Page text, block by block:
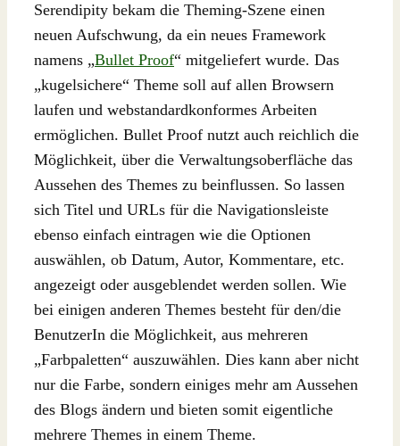
Serendipity bekam die Theming-Szene einen
neuen Aufschwung, da ein neues Framework
namens „Bullet Proof“ mitgeliefert wurde. Das
„kugelsichere“ Theme soll auf allen Browsern
laufen und webstandardkonformes Arbeiten
ermöglichen. Bullet Proof nutzt auch reichlich die
Möglichkeit, über die Verwaltungsoberfläche das
Aussehen des Themes zu beinflussen. So lassen
sich Titel und URLs für die Navigationsleiste
ebenso einfach eintragen wie die Optionen
auswählen, ob Datum, Autor, Kommentare, etc.
angezeigt oder ausgeblendet werden sollen. Wie
bei einigen anderen Themes besteht für den/die
BenutzerIn die Möglichkeit, aus mehreren
„Farbpaletten“ auszuwählen. Dies kann aber nicht
nur die Farbe, sondern einiges mehr am Aussehen
des Blogs ändern und bieten somit eigentliche
mehrere Themes in einem Theme.